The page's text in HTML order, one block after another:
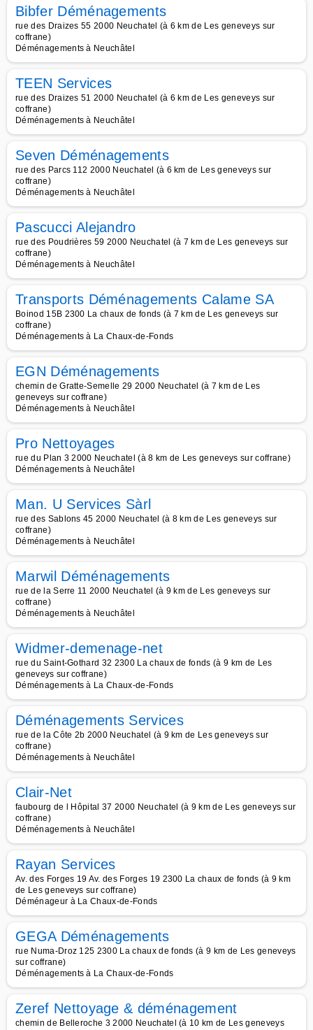
Bibfer Déménagements
rue des Draizes 55 2000 Neuchatel (à 6 km de Les geneveys sur
coffrane)
Déménagements à Neuchâtel
TEEN Services
rue des Draizes 51 2000 Neuchatel (à 6 km de Les geneveys sur
coffrane)
Déménagements à Neuchâtel
Seven Déménagements
rue des Parcs 112 2000 Neuchatel (à 6 km de Les geneveys sur
coffrane)
Déménagements à Neuchâtel
Pascucci Alejandro
rue des Poudrières 59 2000 Neuchatel (à 7 km de Les geneveys sur
coffrane)
Déménagements à Neuchâtel
Transports Déménagements Calame SA
Boinod 15B 2300 La chaux de fonds (à 7 km de Les geneveys sur
coffrane)
Déménagements à La Chaux-de-Fonds
EGN Déménagements
chemin de Gratte-Semelle 29 2000 Neuchatel (à 7 km de Les
geneveys sur coffrane)
Déménagements à Neuchâtel
Pro Nettoyages
rue du Plan 3 2000 Neuchatel (à 8 km de Les geneveys sur coffrane)
Déménagements à Neuchâtel
Man. U Services Sàrl
rue des Sablons 45 2000 Neuchatel (à 8 km de Les geneveys sur
coffrane)
Déménagements à Neuchâtel
Marwil Déménagements
rue de la Serre 11 2000 Neuchatel (à 9 km de Les geneveys sur
coffrane)
Déménagements à Neuchâtel
Widmer-demenage-net
rue du Saint-Gothard 32 2300 La chaux de fonds (à 9 km de Les
geneveys sur coffrane)
Déménagements à La Chaux-de-Fonds
Déménagements Services
rue de la Côte 2b 2000 Neuchatel (à 9 km de Les geneveys sur
coffrane)
Déménagements à Neuchâtel
Clair-Net
faubourg de l Hôpital 37 2000 Neuchatel (à 9 km de Les geneveys sur
coffrane)
Déménagements à Neuchâtel
Rayan Services
Av. des Forges 19 Av. des Forges 19 2300 La chaux de fonds (à 9 km
de Les geneveys sur coffrane)
Déménageur à La Chaux-de-Fonds
GEGA Déménagements
rue Numa-Droz 125 2300 La chaux de fonds (à 9 km de Les geneveys
sur coffrane)
Déménagements à La Chaux-de-Fonds
Zeref Nettoyage & déménagement
chemin de Belleroche 3 2000 Neuchatel (à 10 km de Les geneveys